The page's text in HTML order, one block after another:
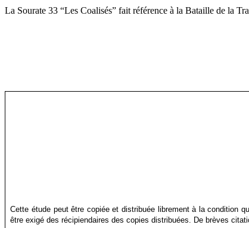
La Sourate 33 “Les Coalisés” fait référence à la Bataille de la
Cette étude peut être copiée et distribuée librement à la condition
être exigé des récipiendaires des copies distribuées. De brèves